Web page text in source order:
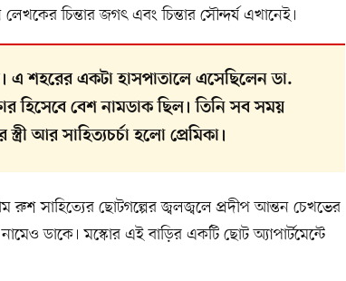
চিন্তার জগৎ এবং চিন্তার সৌন্দর্য এখানেই।
এ শহরের একটা হাসপাতালে এসেছিলেন ডা.
হিসেবে বেশ নামডাক ছিল। তিনি সব সময়
আর সাহিত্যচর্চা হলো প্রেমিকা।
সাহিত্যের ছোটগল্পের জ্বলজ্বলে প্রদীপ আন্তন চেখভের
ডাকে। মস্কোর এই বাড়ির একটি ছোট অ্যাপার্টমেন্টে